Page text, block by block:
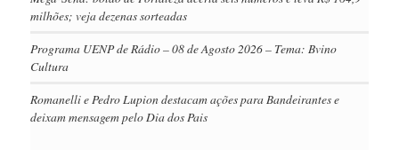
milhões; veja dezenas sorteadas
Programa UENP de Rádio – 08 de Agosto 2026 – Tema: Bvino
Cultura
Romanelli e Pedro Lupion destacam ações para Bandeirantes e
deixam mensagem pelo Dia dos Pais